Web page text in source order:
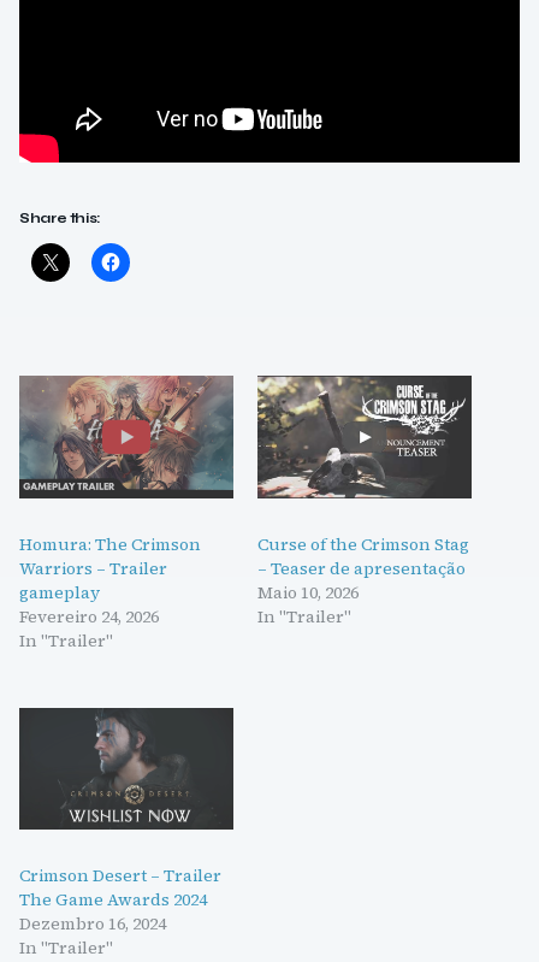
Share this:
Homura: The Crimson
Warriors – Trailer
gameplay
Fevereiro 24, 2026
In "Trailer"
Curse of the Crimson Stag
– Teaser de apresentação
Maio 10, 2026
In "Trailer"
Crimson Desert – Trailer
The Game Awards 2024
Dezembro 16, 2024
In "Trailer"